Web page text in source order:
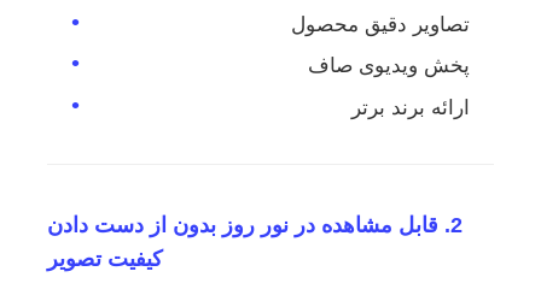
تصاویر دقیق محصول
پخش ویدیوی صاف
ارائه برند برتر
2. قابل مشاهده در نور روز بدون از دست دادن
کیفیت تصویر